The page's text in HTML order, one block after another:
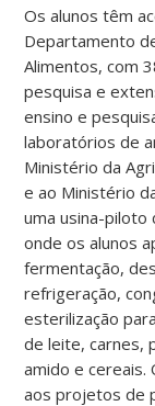
Os alunos têm
Departamento
Alimentos, com
pesquisa e
ensino e
laboratórios de
Ministério da
e ao Ministério
uma usina-
onde os alunos
fermentação,
refrigeração,
esterilização
de leite, carnes,
amido e cereais.
aos projetos de